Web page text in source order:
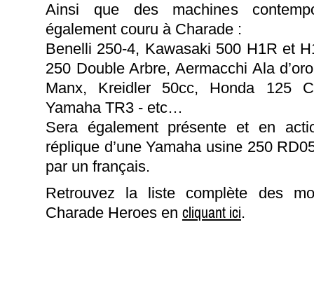
Ainsi que des machines
également couru à Charade :
Benelli 250-4, Kawasaki 500 H1R et
250 Double Arbre, Aermacchi Ala
Manx, Kreidler 50cc, Honda 125
Yamaha TR3 - etc…
Sera également présente et en
réplique d’une Yamaha usine 250
par un français.
Retrouvez la liste complète des
Charade Heroes en cliquant ici.